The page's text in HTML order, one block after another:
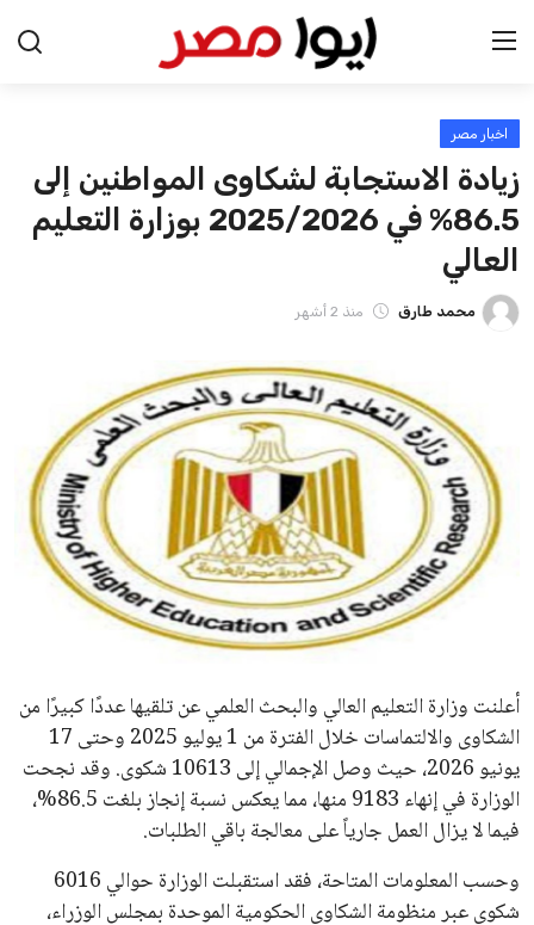
الرئيسية
اخبار مصر
عرب وعالم
اقتصاد
منوعات
فن وثقافة
علوم وتكنولوجيا
المرأة والجمال
محافظات
اخبار مصر
زيادة الاستجابة لشكاوى المواطنين إلى
86.5% في 2025/2026 بوزارة التعليم
العالي
محمد طارق منذ 2 أشهر
أعلنت وزارة التعليم العالي والبحث العلمي عن تلقيها عددًا كبيرًا من
الشكاوى والالتماسات خلال الفترة من 1 يوليو 2025 وحتى 17
يونيو 2026، حيث وصل الإجمالي إلى 10613 شكوى. وقد نجحت
الوزارة في إنهاء 9183 منها، مما يعكس نسبة إنجاز بلغت 86.5%،
فيما لا يزال العمل جارياً على معالجة باقي الطلبات.
وحسب المعلومات المتاحة، فقد استقبلت الوزارة حوالي 6016
شكوى عبر منظومة الشكاوى الحكومية الموحدة بمجلس الوزراء،